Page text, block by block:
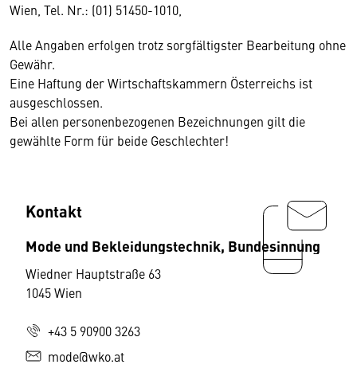
Wien, Tel. Nr.: (01) 51450-1010,
Alle Angaben erfolgen trotz sorgfältigster Bearbeitung ohne
Gewähr.
Eine Haftung der Wirtschaftskammern Österreichs ist
ausgeschlossen.
Bei allen personenbezogenen Bezeichnungen gilt die
gewählte Form für beide Geschlechter!
Kontakt
Mode und Bekleidungstechnik, Bundesinnung
Wiedner Hauptstraße 63
1045 Wien
+43 5 90900 3263
mode@wko.at